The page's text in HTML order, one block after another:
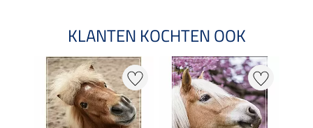
KLANTEN KOCHTEN OOK